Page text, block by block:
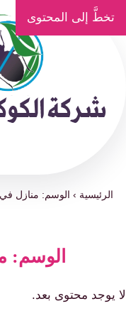
تخطَّ إلى المحتوى
الرئيسية ›الوسم: منازل في
الوسم:
لا يوجد محتوى بعد.